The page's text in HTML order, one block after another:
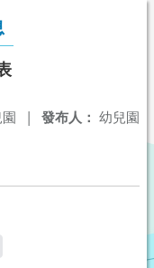
發布人： 幼兒園
|